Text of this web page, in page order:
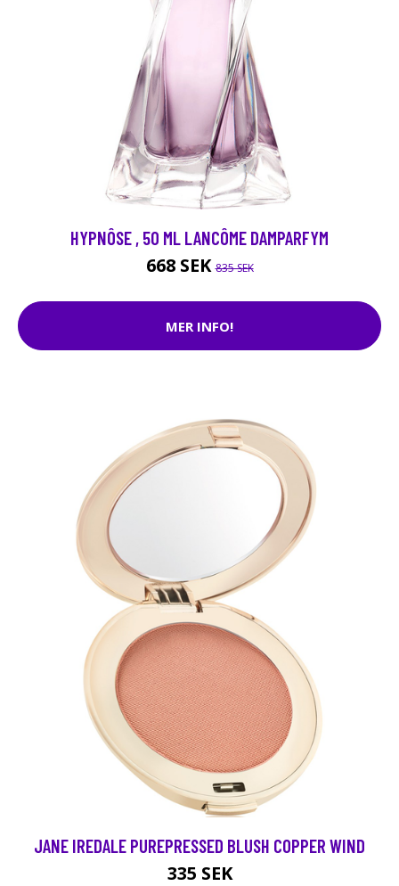
HYPNÔSE , 50 ML LANCÔME DAMPARFYM
668 SEK835 SEK
MER INFO!
JANE IREDALE PUREPRESSED BLUSH COPPER WIND
335 SEK